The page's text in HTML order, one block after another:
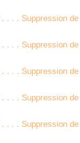
. . . . Suppression de
. . . . Suppression de
. . . . Suppression de
. . . . Suppression de
. . . . Suppression de